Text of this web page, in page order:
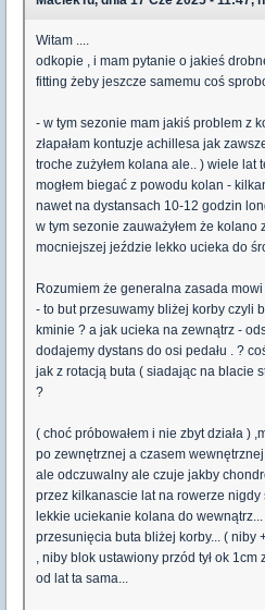
Witam ....
odkopie , i mam pytanie o jakieś
fitting żeby jeszcze samemu coś
- w tym sezonie mam jakiś problem z
złapałam kontuzje achillesa jak
troche zużyłem kolana ale.. ) wiele lat
mogłem biegać z powodu kolan -
nawet na dystansach 10-12 godzin
w tym sezonie zauważyłem że kolano
mocniejszej jeździe lekko ucieka do
Rozumiem że generalna zasada
- to but przesuwamy bliżej korby czyli
kminie ? a jak ucieka na zewnątrz -
dodajemy dystans do osi pedału . ?
jak z rotacją buta ( siadając na blacie
?
( choć próbowałem i nie zbyt działa )
po zewnętrznej a czasem
ale odczuwalny ale czuje jakby
przez kilkanascie lat na rowerze nigdy
lekkie uciekanie kolana do
przesunięcia buta bliżej korby... ( niby
, niby blok ustawiony przód tył ok
od lat ta sama...